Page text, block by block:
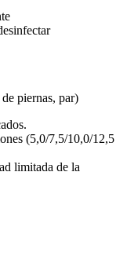
piernas, par)
(5,0/7,5/10,0/12,5
limitada de la